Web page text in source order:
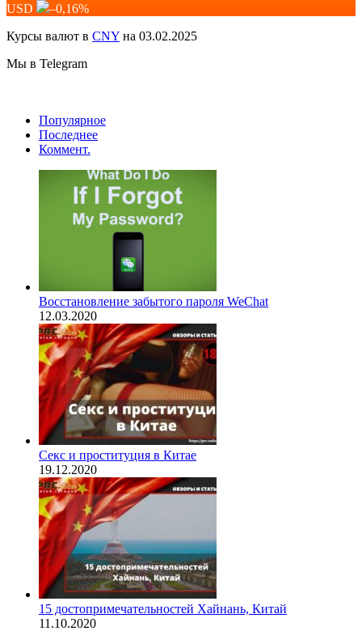
USD
–0,16%
Курсы валют в CNY на 03.02.2025
Мы в Telegram
Популярное
Последнее
Коммент.
Восстановление забытого пароля WeChat
12.03.2020
Секс и проституция в Китае
19.12.2020
15 достопримечательностей Хайнань, Китай
11.10.2020